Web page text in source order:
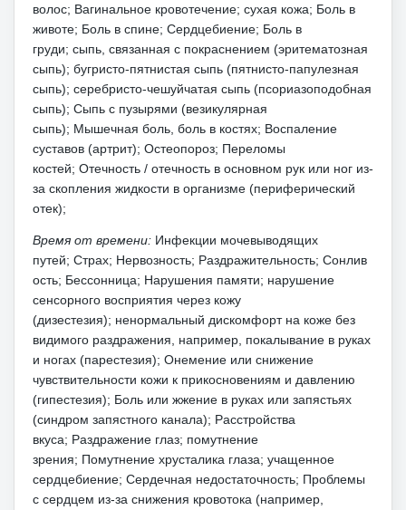
волос; Вагинальное кровотечение; сухая кожа; Боль в
животе; Боль в спине; Сердцебиение; Боль в
груди; сыпь, связанная с покраснением (эритематозная
сыпь); бугристо-пятнистая сыпь (пятнисто-папулезная
сыпь); серебристо-чешуйчатая сыпь (псориазоподобная
сыпь); Сыпь с пузырями (везикулярная
сыпь); Мышечная боль, боль в костях; Воспаление
суставов (артрит); Остеопороз; Переломы
костей; Отечность / отечность в основном рук или ног из-
за скопления жидкости в организме (периферический
отек);
Время от времени: Инфекции мочевыводящих
путей; Страх; Нервозность; Раздражительность; Сонлив
ость; Бессонница; Нарушения памяти; нарушение
сенсорного восприятия через кожу
(дизестезия); ненормальный дискомфорт на коже без
видимого раздражения, например, покалывание в руках
и ногах (парестезия); Онемение или снижение
чувствительности кожи к прикосновениям и давлению
(гипестезия); Боль или жжение в руках или запястьях
(синдром запястного канала); Расстройства
вкуса; Раздражение глаз; помутнение
зрения; Помутнение хрусталика глаза; учащенное
сердцебиение; Сердечная недостаточность; Проблемы
с сердцем из-за снижения кровотока (например,